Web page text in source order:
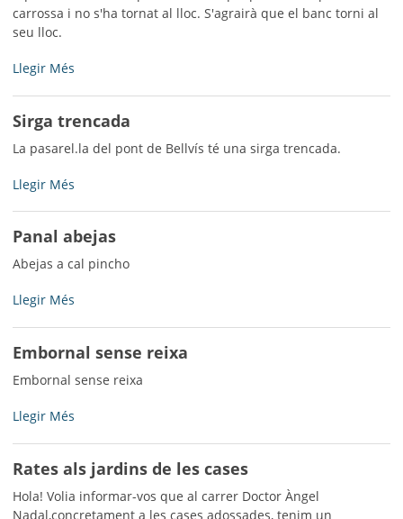
carrossa i no s'ha tornat al lloc. S'agrairà que el banc torni al
seu lloc.
Banc
Llegir Més
Sirga trencada
La pasarel.la del pont de Bellvís té una sirga trencada.
Sirga
Llegir Més
Panal abejas
Abejas a cal pincho
Panal
Llegir Més
Embornal sense reixa
Embornal sense reixa
Embornal
-
Llegir Més
Rates als jardins de les cases
Hola! Volia informar-vos que al carrer Doctor Àngel
Nadal,concretament a les cases adossades, tenim un